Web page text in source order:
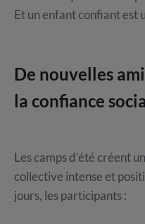
Et un enfant confiant est
De nouvelles
la confiance
Les camps d’été créent
collective intense et
jours, les participants :